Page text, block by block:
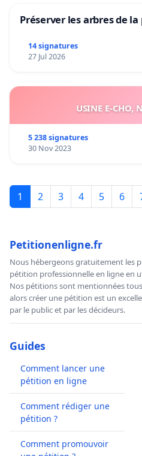
Préserver les arbres de
14 signatures
27 Jul 2026
USINE E-CHO,
5 238 signatures
30 Nov 2023
1 2 3 4 5 6
Petitionenligne.fr
Nous hébergeons gratuitement les
pétition professionnelle en ligne en
Nos pétitions sont mentionnées
alors créer une pétition est un
par le public et par les décideurs.
Guides
Comment lancer une
pétition en ligne
Comment rédiger une
pétition ?
Comment promouvoir